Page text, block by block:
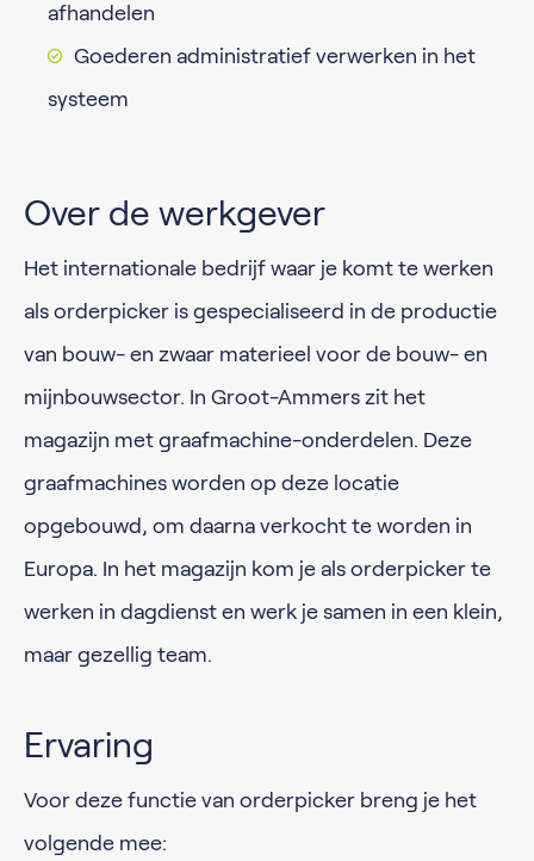
afhandelen
Goederen administratief verwerken in het
systeem
Over de werkgever
Het internationale bedrijf waar je komt te werken
als orderpicker is gespecialiseerd in de productie
van bouw- en zwaar materieel voor de bouw- en
mijnbouwsector. In Groot-Ammers zit het
magazijn met graafmachine-onderdelen. Deze
graafmachines worden op deze locatie
opgebouwd, om daarna verkocht te worden in
Europa. In het magazijn kom je als orderpicker te
werken in dagdienst en werk je samen in een klein,
maar gezellig team.
Ervaring
Voor deze functie van orderpicker breng je het
volgende mee: